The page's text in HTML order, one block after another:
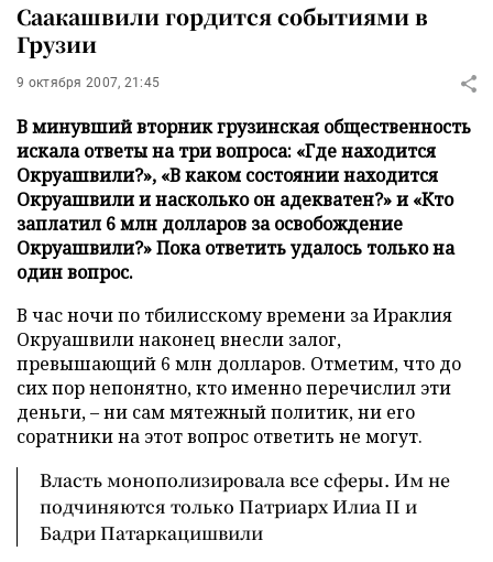
Саакашвили гордится событиями в
Грузии
9 октября 2007, 21:45
В минувший вторник грузинская общественность
искала ответы на три вопроса: «Где находится
Окруашвили?», «В каком состоянии находится
Окруашвили и насколько он адекватен?» и «Кто
заплатил 6 млн долларов за освобождение
Окруашвили?» Пока ответить удалось только на
один вопрос.
В час ночи по тбилисскому времени за Ираклия
Окруашвили наконец внесли залог,
превышающий 6 млн долларов. Отметим, что до
сих пор непонятно, кто именно перечислил эти
деньги, – ни сам мятежный политик, ни его
соратники на этот вопрос ответить не могут.
Власть монополизировала все сферы. Им не
подчиняются только Патриарх Илиа II и
Бадри Патаркацишвили